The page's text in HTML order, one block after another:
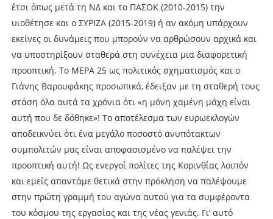
έτσι όπως μετά τη ΝΔ και το ΠΑΣΟΚ (2010-2015) την
υιοθέτησε και ο ΣΥΡΙΖΑ (2015-2019) ή αν ακόμη υπάρχουν
εκείνες οι δυνάμεις που μπορούν να αρθρώσουν αρχικά και
να υποστηρίξουν σταθερά στη συνέχεια μια διαφορετική
προοπτική. Το ΜΕΡΑ 25 ως πολιτικός σχηματισμός και ο
Γιάνης Βαρουφάκης προσωπικά, έδειξαν με τη σταθερή τους
στάση όλα αυτά τα χρόνια ότι «η μόνη χαμένη μάχη είναι
αυτή που δε δόθηκε»! Το αποτέλεσμα των ευρωεκλογών
αποδεικνύει ότι ένα μεγάλο ποσοστό ανυπότακτων
συμπολιτών μας είναι αποφασισμένο να παλέψει την
προοπτική αυτή! Ως ενεργοί πολίτες της Κορινθίας λοιπόν
και εμείς απαντάμε θετικά στην πρόκληση να παλέψουμε
στην πρώτη γραμμή του αγώνα αυτού για τα συμφέροντα
του κόσμου της εργασίας και της νέας γενιάς. Γι’ αυτό